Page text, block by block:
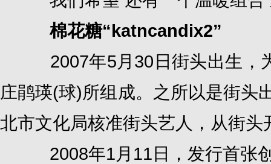
棉花糖“katncandix2”
2007年5月30日街头出生，
庄鹃瑛(球)所组成。之所以是街头
北市文化局核准街头艺人，从街头
2008年1月11日，发行首张